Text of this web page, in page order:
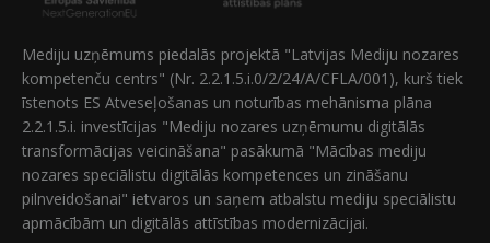
Mediju uzņēmums piedalās projektā "Latvijas Mediju nozares
kompetenču centrs" (Nr. 2.2.1.5.i.0/2/24/A/CFLA/001), kurš tiek
īstenots ES Atveseļošanas un noturības mehānisma plāna
2.2.1.5.i. investīcijas "Mediju nozares uzņēmumu digitālās
transformācijas veicināšana" pasākumā "Mācības mediju
nozares speciālistu digitālās kompetences un zināšanu
pilnveidošanai" ietvaros un saņem atbalstu mediju speciālistu
apmācībām un digitālās attīstības modernizācijai.